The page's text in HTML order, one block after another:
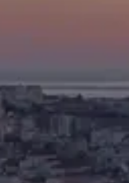
Email*